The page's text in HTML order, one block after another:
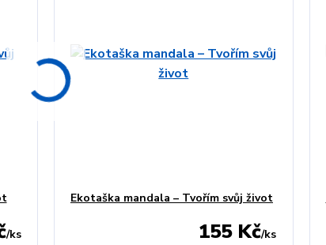
/ks
Ekotaška mandala – Tvořím svůj život
155 Kč/ks